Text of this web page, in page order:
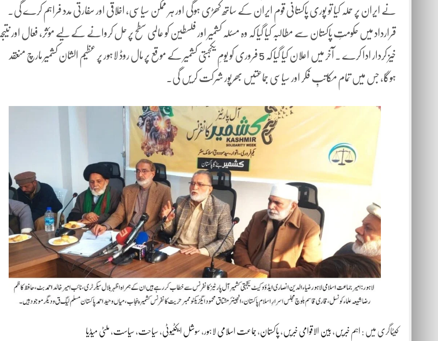
نے ایران پر حملہ کیا تو پوری پاکستانی قوم ایران کے ساتھ کھڑی ہوگی اور ہر ممکن سیاسی، اخلاقی اور سفارتی مدد فراہم کرے گی۔
قرارداد میں حکومتِ پاکستان سے مطالبہ کیا گیا کہ وہ مسئلہ کشمیر اور فلسطین کو عالمی سطح پر حل کروانے کے لیے مؤثر، فعال اور نتیجہ
خیز کردار ادا کرے ۔ آخر میں اعلان کیا گیا کہ 5 فروری کو یومِ یکجہتی کشمیر کے موقع پر مال روڈ لاہور پر عظیم الشان کشمیر مارچ منعقد
ہوگا، جس میں تمام مکاتبِ فکر اور سیاسی جماعتیں بھرپور شرکت کریں گی۔
کیٹاگری میں : اہم خبریں، بین الاقوامی خبریں، پاکستان، جماعت اسلامی لاہور، سوشل ایکٹیوٹی، سیاحت، سیاست، ملٹی میڈیا